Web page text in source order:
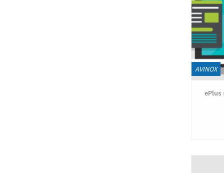
AVINOX
ePlus